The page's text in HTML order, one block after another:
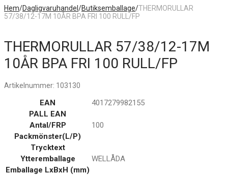
Hem/Dagligvaruhandel /Butiksemballage/THERMORULLAR
57/38/12-17M 10ÅR BPA FRI 100 RULL/FP
THERMORULLAR 57/38/12-17M
10ÅR BPA FRI 100 RULL/FP
Artikelnummer: 103130
EAN
4017279982155
PALL EAN
Antal/FRP
100
Packmönster(L/P)
Trycktext
Ytteremballage
WELLÅDA
Emballage LxBxH (mm)